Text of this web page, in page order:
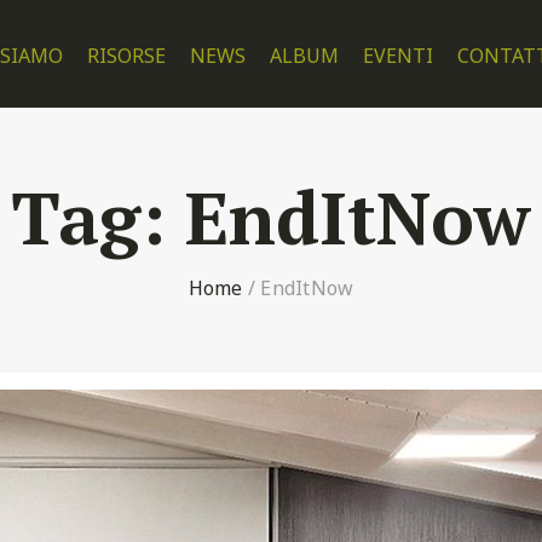
RISORSE NEWS ALBUM EVENTI
Tag: EndItNow
Home / EndItNow